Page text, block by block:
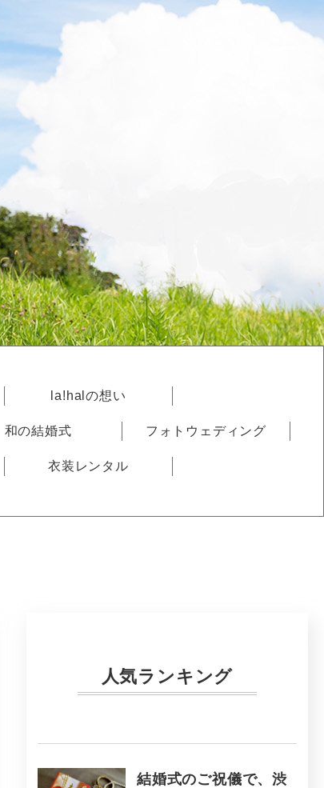
la!halの想い
和の結婚式 フォトウェディング
衣装レンタル
人気ランキング
結婚式のご祝儀で、渋